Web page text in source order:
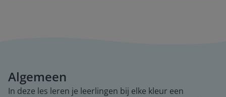
Algemeen
In deze les leren je leerlingen bij elke kleur een